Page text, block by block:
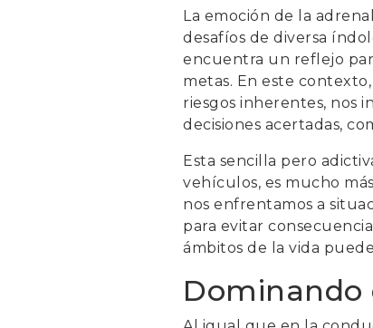
La emoción de la
desafíos de diversa
encuentra un reflejo
metas. En este
riesgos inherentes, nos
decisiones acertadas,
Esta sencilla pero
vehículos, es mucho
nos enfrentamos a
para evitar
ámbitos de la vida
Dominando